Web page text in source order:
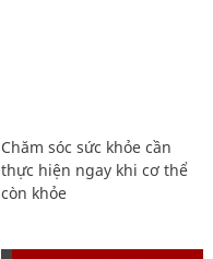
Chăm sóc sức khỏe cần
thực hiện ngay khi cơ thể
còn khỏe